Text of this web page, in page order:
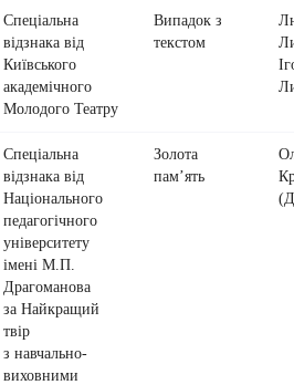
Спеціальна
відзнака від
Київського
академічного
Молодого Театру
Випадок з
текстом
Спеціальна
відзнака від
Національного
педагогічного
університету
імені М.П.
Драгоманова
за Найкращий
твір
з навчально-
виховними
Золота
пам’ять